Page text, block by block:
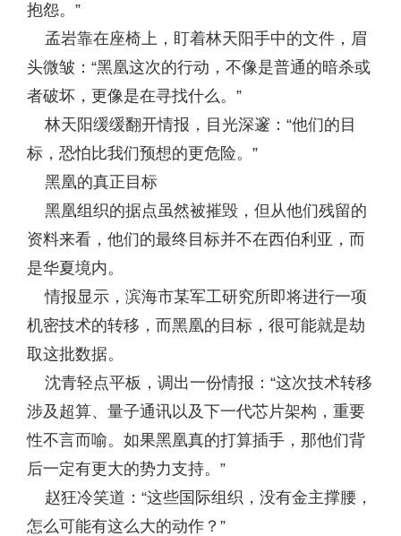
抱怨。”
孟岩靠在座椅上，盯着林天阳手中的文件，眉
头微皱：“黑凰这次的行动，不像是普通的暗杀或
者破坏，更像是在寻找什么。”
林天阳缓缓翻开情报，目光深邃：“他们的目
标，恐怕比我们预想的更危险。”
黑凰的真正目标
黑凰组织的据点虽然被摧毁，但从他们残留的
资料来看，他们的最终目标并不在西伯利亚，而
是华夏境内。
情报显示，滨海市某军工研究所即将进行一项
机密技术的转移，而黑凰的目标，很可能就是劫
取这批数据。
沈青轻点平板，调出一份情报：“这次技术转移
涉及超算、量子通讯以及下一代芯片架构，重要
性不言而喻。如果黑凰真的打算插手，那他们背
后一定有更大的势力支持。”
赵狂冷笑道：“这些国际组织，没有金主撑腰，
怎么可能有这么大的动作？”